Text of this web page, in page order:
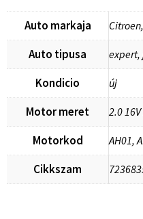
Auto markaja
Auto tipusa expert,
Kondicio új
Motor meret 2.0 16V
Motorkod AH01,
Cikkszam